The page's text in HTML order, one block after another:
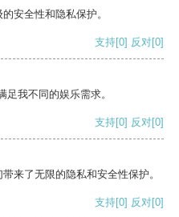
安全性和隐私保护。
支持[0] 反对[0]
我不同的娱乐需求。
支持[0] 反对[0]
来了无限的隐私和安全性保护。
支持[0] 反对[0]